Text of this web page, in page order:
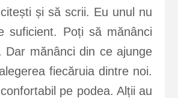
și să scrii. Eu unul nu
suficient. Poți să mănânci
Dar mănânci din ce ajunge
fiecăruia dintre noi.
pe podea. Alții au